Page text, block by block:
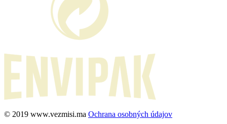
©️ 2019 www.vezmisi.ma Ochrana osobných údajov